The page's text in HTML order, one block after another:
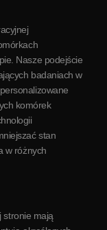
Nasze podejście
badaniach w
komórek
stan
w różnych
stronie mają